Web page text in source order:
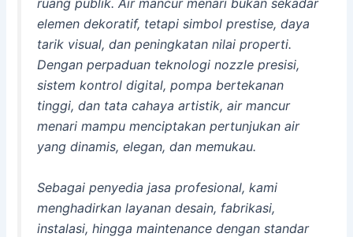
elemen dekoratif, tetapi simbol prestise, daya
tarik visual, dan peningkatan nilai properti.
Dengan perpaduan teknologi nozzle presisi,
sistem kontrol digital, pompa bertekanan
tinggi, dan tata cahaya artistik, air mancur
menari mampu menciptakan pertunjukan air
yang dinamis, elegan, dan memukau.
Sebagai penyedia jasa profesional, kami
menghadirkan layanan desain, fabrikasi,
instalasi, hingga maintenance dengan standar